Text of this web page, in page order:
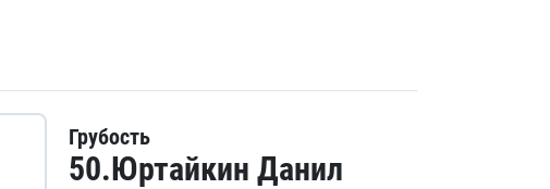
Грубость
50.Юртайкин Данил